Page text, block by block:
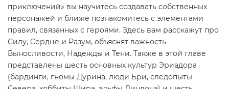
приключений» вы научитесь создавать собственных
персонажей и ближе познакомитесь с элементами
правил, связанных с героями. Здесь вам расскажут про
Силу, Сердце и Разум, объяснят важность
Выносливости, Надежды и Тени. Также в этой главе
представлены шесть основных культур Эриадора
(бардинги, гномы Дурина, люди Бри, следопыты